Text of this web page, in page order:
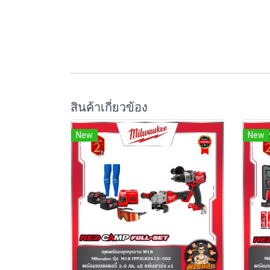
สินค้าเกี่ยวข้อง
New New